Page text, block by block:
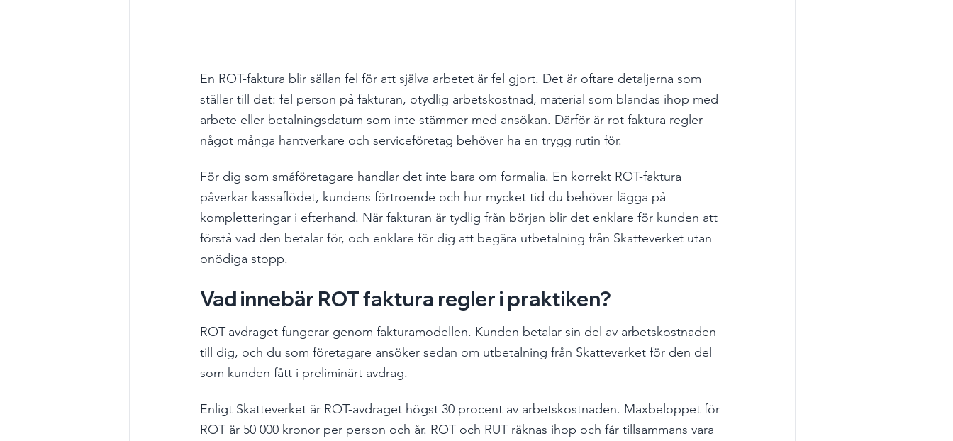
En ROT-faktura blir sällan fel för att själva arbetet är fel gjort. Det är oftare detaljerna som
ställer till det: fel person på fakturan, otydlig arbetskostnad, material som blandas ihop med
arbete eller betalningsdatum som inte stämmer med ansökan. Därför är rot faktura regler
något många hantverkare och serviceföretag behöver ha en trygg rutin för.
För dig som småföretagare handlar det inte bara om formalia. En korrekt ROT-faktura
påverkar kassaflödet, kundens förtroende och hur mycket tid du behöver lägga på
kompletteringar i efterhand. När fakturan är tydlig från början blir det enklare för kunden att
förstå vad den betalar för, och enklare för dig att begära utbetalning från Skatteverket utan
onödiga stopp.
Vad innebär ROT faktura regler i praktiken?
ROT-avdraget fungerar genom fakturamodellen. Kunden betalar sin del av arbetskostnaden
till dig, och du som företagare ansöker sedan om utbetalning från Skatteverket för den del
som kunden fått i preliminärt avdrag.
Enligt Skatteverket är ROT-avdraget högst 30 procent av arbetskostnaden. Maxbeloppet för
ROT är 50 000 kronor per person och år. ROT och RUT räknas ihop och får tillsammans vara